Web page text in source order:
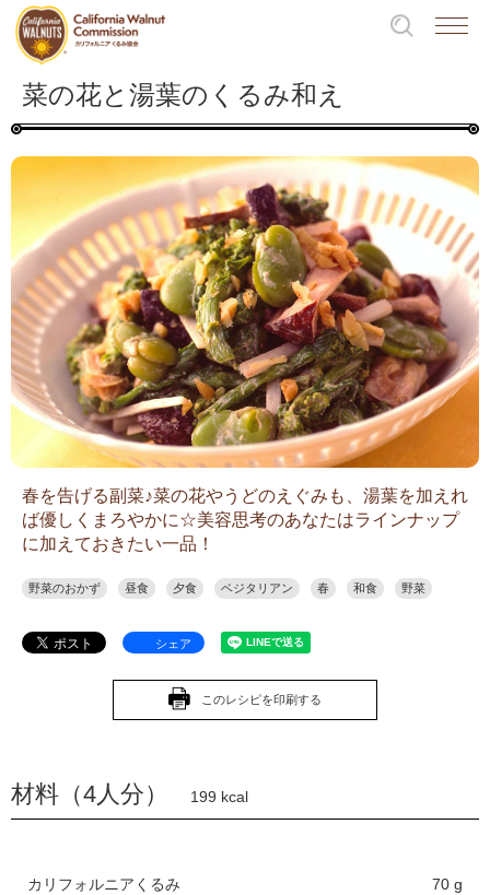
菜の花と湯葉のくるみ和え
春を告げる副菜♪菜の花やうどのえぐみも、湯葉を加えれ
ば優しくまろやかに☆美容思考のあなたはラインナップ
に加えておきたい一品！
野菜のおかず 昼食 夕食 ベジタリアン 春 和食 野菜
シェア
このレシピを印刷する
材料（4人分） 199 kcal
カリフォルニアくるみ 70 g